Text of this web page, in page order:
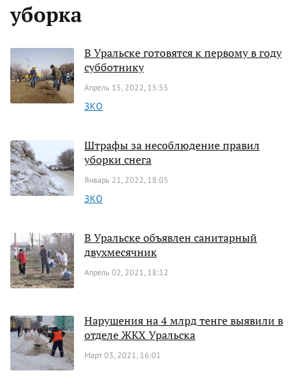
уборка
В Уральске готовятся к первому в году
субботнику
Апрель 15, 2022, 15:55
ЗКО
Штрафы за несоблюдение правил
уборки снега
Январь 21, 2022, 18:05
ЗКО
В Уральске объявлен санитарный
двухмесячник
Апрель 02, 2021, 18:12
Нарушения на 4 млрд тенге выявили в
отделе ЖКХ Уральска
Март 03, 2021, 16:01